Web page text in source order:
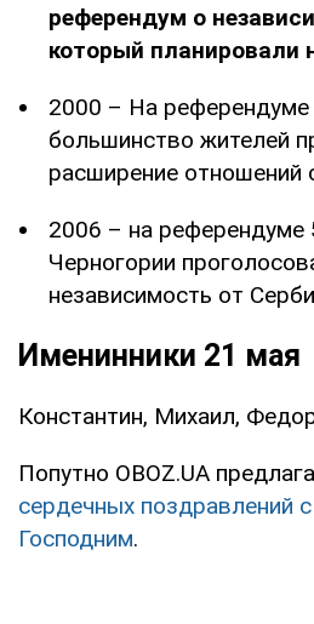
референдум о
который планировали
2000 – На
большинство жителей
расширение отношений
2006 – на референдуме
Черногории
независимость от
Именинники 21 мая
Константин, Михаил,
Попутно OBOZ.UA
сердечных поздравлений
Господним.